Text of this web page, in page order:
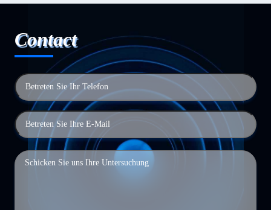
Contact